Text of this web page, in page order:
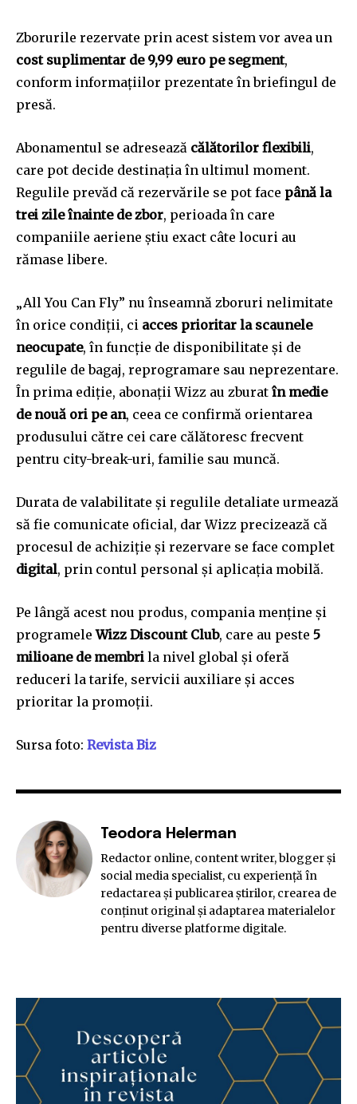
Zborurile rezervate prin acest sistem vor avea un
cost suplimentar de 9,99 euro pe segment,
conform informațiilor prezentate în briefingul de
presă.
Abonamentul se adresează călătorilor flexibili,
care pot decide destinația în ultimul moment.
Regulile prevăd că rezervările se pot face până la
trei zile înainte de zbor, perioada în care
companiile aeriene știu exact câte locuri au
rămase libere.
„All You Can Fly” nu înseamnă zboruri nelimitate
în orice condiții, ci acces prioritar la scaunele
neocupate, în funcție de disponibilitate și de
regulile de bagaj, reprogramare sau neprezentare.
În prima ediție, abonații Wizz au zburat în medie
de nouă ori pe an, ceea ce confirmă orientarea
produsului către cei care călătoresc frecvent
pentru city-break-uri, familie sau muncă.
Durata de valabilitate și regulile detaliate urmează
să fie comunicate oficial, dar Wizz precizează că
procesul de achiziție și rezervare se face complet
digital, prin contul personal și aplicația mobilă.
Pe lângă acest nou produs, compania menține și
programeleWizz Discount Club, care au peste 5
milioane de membri la nivel global și oferă
reduceri la tarife, servicii auxiliare și acces
prioritar la promoții.
Sursa foto: Revista Biz
Teodora Helerman
Redactor online, content writer, blogger și
social media specialist, cu experiență în
redactarea și publicarea știrilor, crearea de
conținut original și adaptarea materialelor
pentru diverse platforme digitale.